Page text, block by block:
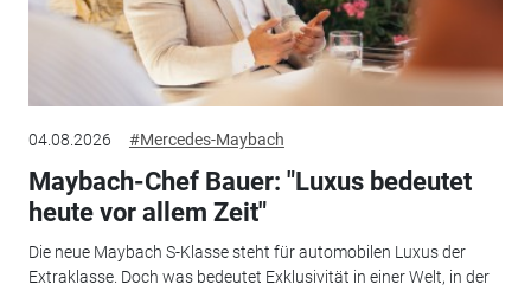
04.08.2026 #Mercedes-Maybach
Maybach-Chef Bauer: "Luxus bedeutet
heute vor allem Zeit"
Die neue Maybach S-Klasse steht für automobilen Luxus der
Extraklasse. Doch was bedeutet Exklusivität in einer Welt, in der